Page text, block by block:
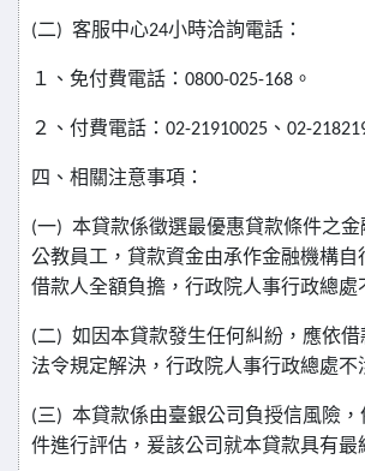
(二) 客服中心24小時洽詢電話：
１、免付費電話： 0800-025-168 。
２、付費電話： 02-21910025 、 02-
四、相關注意事項：
(一) 本貸款係徵選最優惠貸款條件之
公教員工，貸款資金由承作金融機構自
借款人全額負擔，行政院人事行政總處
(二) 如因本貸款發生任何糾紛，應依借
法令規定解決，行政院人事行政總處不
(三) 本貸款係由臺銀公司負授信風險
件進行評估，爰該公司就本貸款具有最